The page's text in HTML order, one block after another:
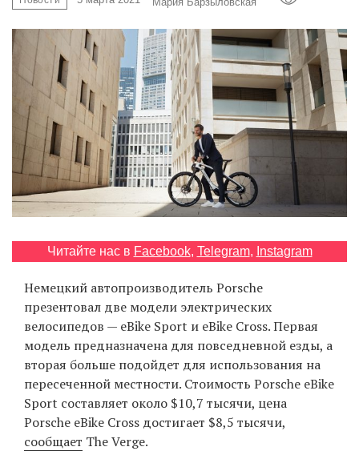
Читайте нас в Facebook, Telegram, Instagram
Немецкий автопроизводитель Porsche
презентовал две модели электрических
велосипедов — eBike Sport и eBike Cross. Первая
модель предназначена для повседневной езды, а
вторая больше подойдет для использования на
пересеченной местности. Стоимость Porsche eBike
Sport составляет около $10,7 тысячи, цена
Porsche eBike Cross достигает $8,5 тысячи,
сообщает The Verge.